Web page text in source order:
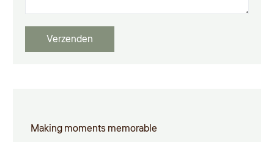
Verzenden
Making moments memorable